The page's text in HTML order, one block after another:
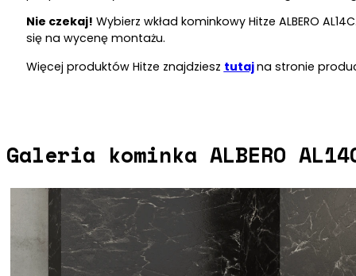
Nie czekaj! Wybierz wkład kominkowy Hitze ALBERO
się na wycenę montażu.
Więcej produktów Hitze znajdziesz tutajna stronie
Galeria kominka ALBERO